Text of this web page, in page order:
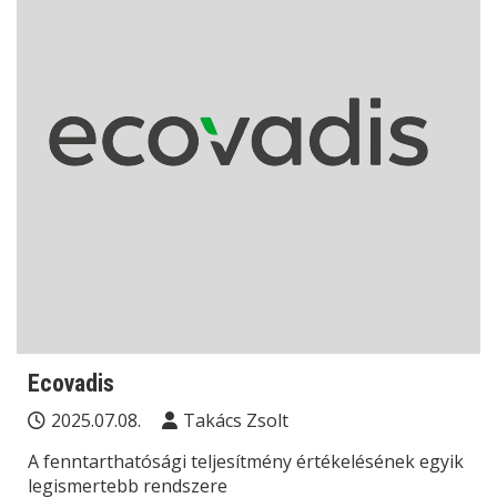
Ecovadis
2025.07.08.
Takács Zsolt
A fenntarthatósági teljesítmény értékelésének egyik
legismertebb rendszere